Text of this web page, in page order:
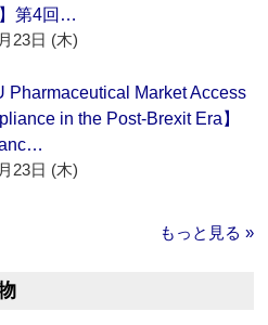
第4回…
23日 (木)
Pharmaceutical Market Access
in the Post-Brexit Era】
23日 (木)
もっと見る »